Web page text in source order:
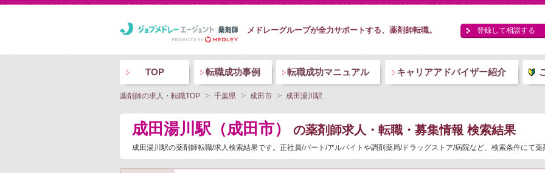
メドレーグループが全力サポートする、薬剤師転職。 登録して相談する
TOP 転職成功事例 転職成功マニュアル キャリアアドバイザー紹介
薬剤師の求人・転職TOP 千葉県 成田市 成田湯川駅
成田湯川駅（成田市） の薬剤師求人・転職・募集情報 検索結果
成田湯川駅の薬剤師転職/求人検索結果です。正社員/パート/アルバイトや調剤薬局/ドラッグストア/病院など、検索条件にて薬